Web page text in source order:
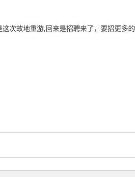
次故地重游,回来是招聘来了，要招更多的